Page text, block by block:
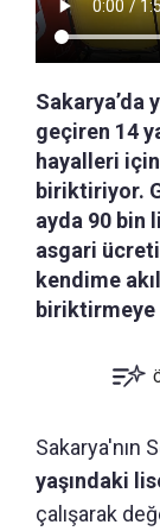
geçiren 14
hayalleri için
biriktiriyor.
ayda 90 bin
asgari
kendime
biriktirmeye
Sakarya'nın
yaşındaki
çalışarak